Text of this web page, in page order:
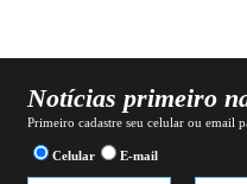
Notícias primeiro
Primeiro cadastre seu celular ou email
Celular E-mail